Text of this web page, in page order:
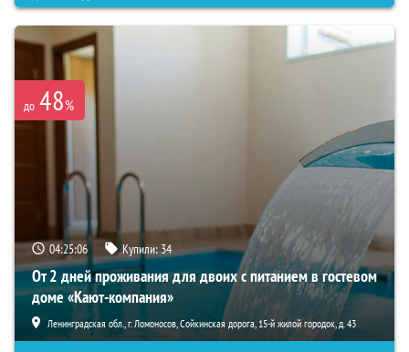
до 48%
04:25:05 Купили:34
От 2 дней проживания для двоих с питанием в гостевом
доме «Кают-компания»
Ленинградская обл., г. Ломоносов, Сойкинская дорога, 15-й жилой городок, д. 43